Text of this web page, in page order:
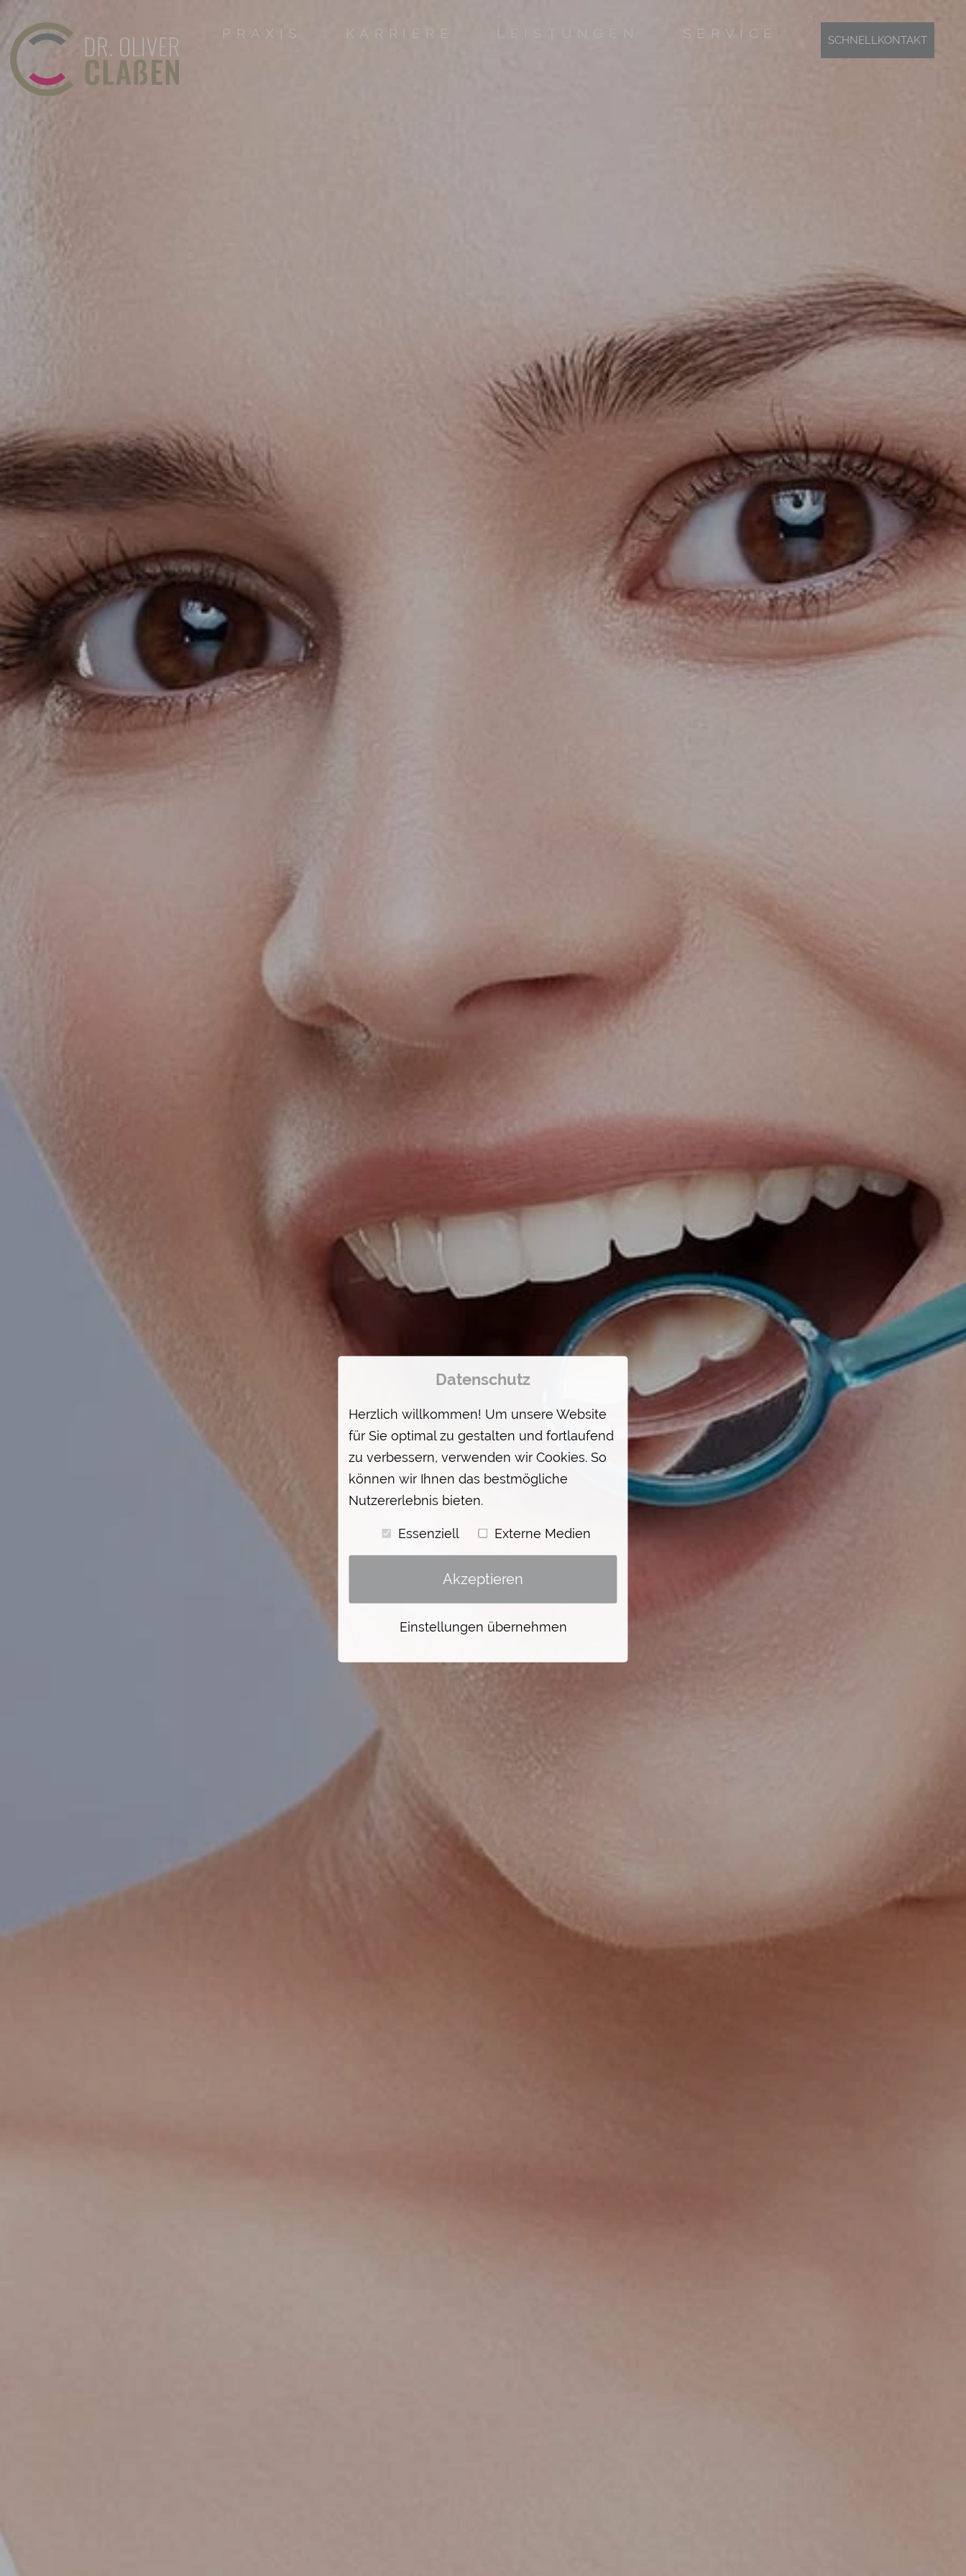
PRAXIS KARRIERE LEISTUNGEN SERVICE SCHNELLKONTAKT
Datenschutz
Herzlich willkommen! Um unsere Website
für Sie optimal zu gestalten und fortlaufend
zu verbessern, verwenden wir Cookies. So
können wir Ihnen das bestmögliche
Nutzererlebnis bieten.
Essenziell Externe Medien
Akzeptieren
Einstellungen übernehmen